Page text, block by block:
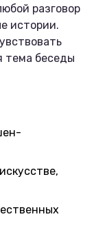
разговор
истории.
тема беседы